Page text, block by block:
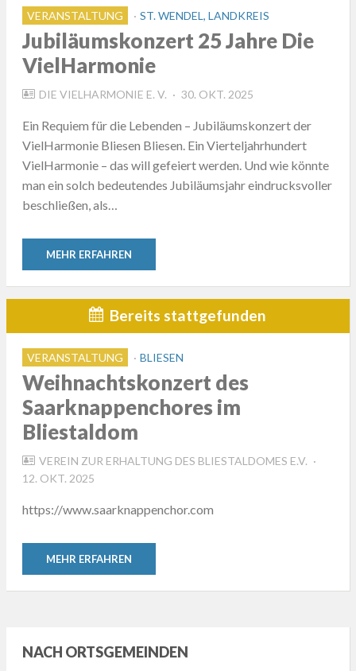
VERANSTALTUNG ST. WENDEL, LANDKREIS
Jubiläumskonzert 25 Jahre Die
VielHarmonie
DIE VIELHARMONIE E. V.
POSTED
30. OKT. 2025
Ein Requiem für die Lebenden – Jubiläumskonzert der
VielHarmonie Bliesen Bliesen. Ein Vierteljahrhundert
VielHarmonie – das will gefeiert werden. Und wie könnte
man ein solch bedeutendes Jubiläumsjahr eindrucksvoller
beschließen, als…
MEHR ERFAHREN
Bereits stattgefunden
VERANSTALTUNG BLIESEN
Weihnachtskonzert des
Saarknappenchores im
Bliestaldom
VEREIN ZUR ERHALTUNG DES BLIESTALDOMES E.V.
12. OKT. 2025
https://www.saarknappenchor.com
MEHR ERFAHREN
NACH ORTSGEMEINDEN